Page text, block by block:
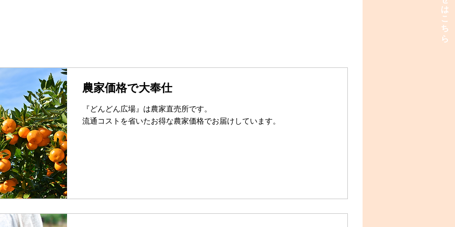
農家価格で大奉仕
『どんどん広場』は農家直売所です。
流通コストを省いたお得な農家価格でお届けしています。